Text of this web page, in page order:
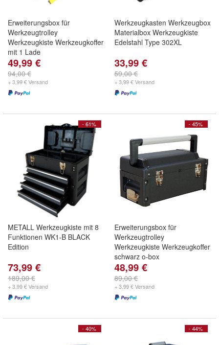
Erweiterungsbox für
Werkzeugtrolley
Werkzeugkiste Werkzeugkoffer
mit 1 Lade
49,99 €
94,00 €
+ 3,99 € Versand
Werkzeugkasten Werkzeugbox
Materialbox Werkzeugkiste
Edelstahl Type 302XL
33,99 €
59,00 €
+ 3,99 € Versand
- 61%
METALL Werkzeugkiste mit 8
Funktionen WK1-B BLACK
Edition
73,99 €
189,00 €
+ 3,99 € Versand
- 45%
Erweiterungsbox für
Werkzeugtrolley
Werkzeugkiste Werkzeugkoffer
schwarz o-box
48,99 €
89,00 €
+ 3,99 € Versand
- 40% - 44%